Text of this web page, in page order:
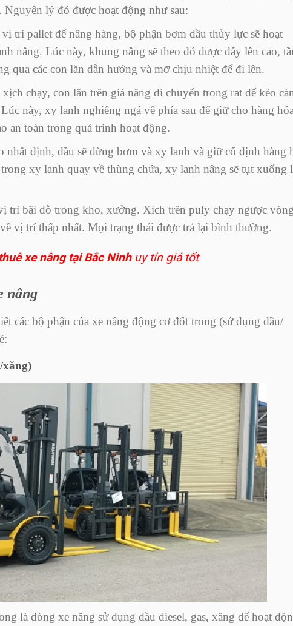
lý đó được hoạt động như sau:
trí pallet để nâng hàng, bộ phận bơm dầu thủy lực sẽ hoạt
nâng. Lúc này, khung nâng sẽ theo đó được đẩy lên cao,
qua các con lăn dẫn hướng và mỡ chịu nhiệt để đi lên.
chạy, con lăn trên giá nâng di chuyển trong rat để kéo
này, xy lanh nghiêng ngả về phía sau để giữ cho hàng
an toàn trong quá trình hoạt động.
nhất định, dầu sẽ dừng bơm và xy lanh và giữ cố định hàng
xy lanh quay về thùng chứa, xy lanh nâng sẽ tụt xuống
trí bãi đỗ trong kho, xưởng. Xích trên puly chạy ngược
vị trí thấp nhất. Mọi trạng thái được trả lại bình thường.
xe nâng tại Bắc Ninhuy tín giá tốt
nâng
các bộ phận của xe nâng động cơ đốt trong (sử dụng dầu/
xăng)
là dòng xe nâng sử dụng dầu diesel, gas, xăng để hoạt